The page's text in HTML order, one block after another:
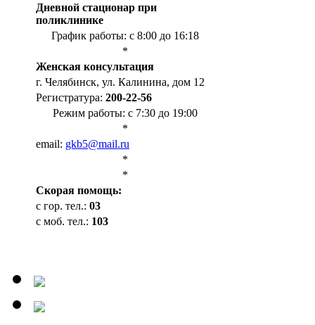
Дневной стационар при
поликлинике
График работы: с 8:00 до 16:18
*
Женская консультация
г. Челябинск, ул. Калинина, дом 12
Регистратура: 200-22-56
Режим работы: с 7:30 до 19:00
*
email: gkb5@mail.ru
*
*
Cкорая помощь:
с гор. тел.: 03
с моб. тел.: 103